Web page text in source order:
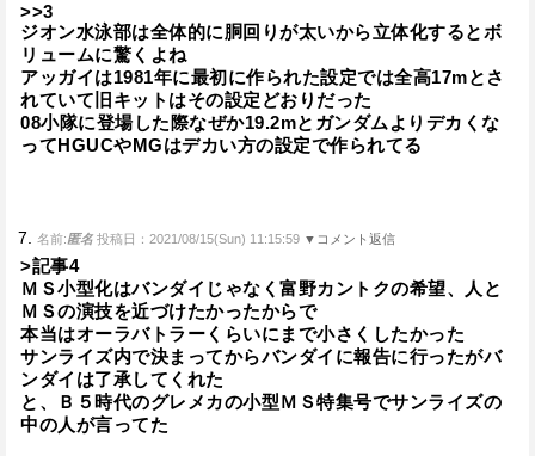
>>3
ジオン水泳部は全体的に胴回りが太いから立体化するとボ
リュームに驚くよね
アッガイは1981年に最初に作られた設定では全高17mとさ
れていて旧キットはその設定どおりだった
08小隊に登場した際なぜか19.2mとガンダムよりデカくな
ってHGUCやMGはデカい方の設定で作られてる
7. 名前:匿名 投稿日：2021/08/15(Sun) 11:15:59 ▼コメント返信
>記事4
ＭＳ小型化はバンダイじゃなく富野カントクの希望、人と
ＭＳの演技を近づけたかったからで
本当はオーラバトラーくらいにまで小さくしたかった
サンライズ内で決まってからバンダイに報告に行ったがバ
ンダイは了承してくれた
と、Ｂ５時代のグレメカの小型ＭＳ特集号でサンライズの
中の人が言ってた